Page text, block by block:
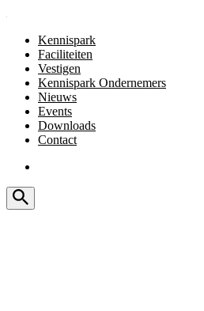
Kennispark
Faciliteiten
Vestigen
Kennispark Ondernemers
Nieuws
Events
Downloads
Contact